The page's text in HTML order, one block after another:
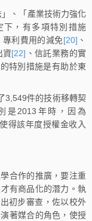
、「產業技術力強化
下，有多項特別措施
專利費用的減免[20] 、
資[22] 、信託業務的實
的特別措施是有助於東
件的技術移轉契
是2013年時，因為
得該年度授權金收入
合作的推廣，要注重
有商品化的潛力。執
初步審查，佐以校外
著媒合的角色，使授